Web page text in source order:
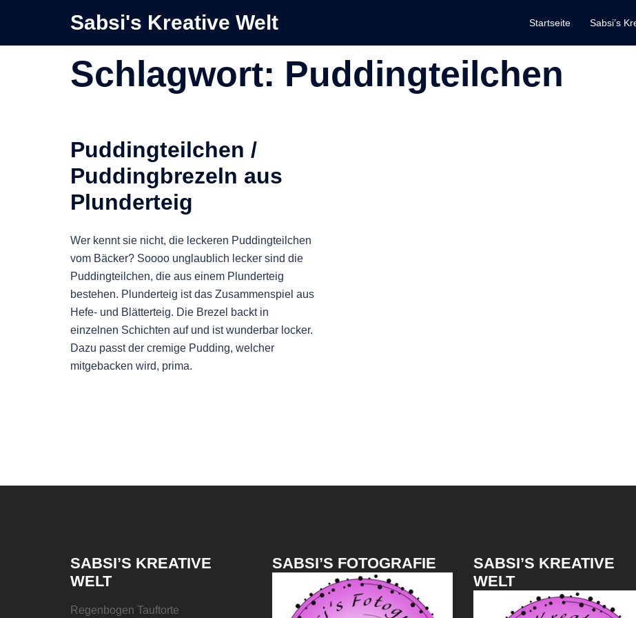
springen
Sabsi's Kreative Welt Startseite Sabsi’s
Schlagwort: Puddingteilchen
Puddingteilchen /
Puddingbrezeln aus
Plunderteig
Wer kennt sie nicht, die leckeren Puddingteilchen
vom Bäcker? Soooo unglaublich lecker sind die
Puddingteilchen, die aus einem Plunderteig
bestehen. Plunderteig ist das Zusammenspiel aus
Hefe- und Blätterteig. Die Brezel backt in
einzelnen Schichten auf und ist wunderbar locker.
Dazu passt der cremige Pudding, welcher
mitgebacken wird, prima.
SABSI’S KREATIVE
WELT
Regenbogen Tauftorte
SABSI’S FOTOGRAFIE
SABSI’S KREATIVE
WELT